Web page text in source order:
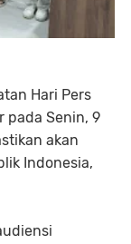
Hari Pers
pada Senin, 9
akan
Indonesia,